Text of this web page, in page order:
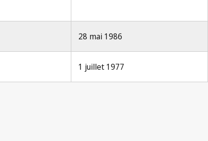
28 mai 1986
1 juillet 1977